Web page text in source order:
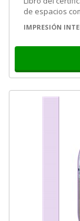
de espacios
IMPRESIÓN